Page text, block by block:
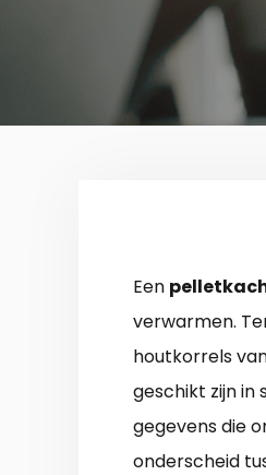
Een
verwarmen.
houtkorrels
geschikt zijn in
gegevens die
onderscheid